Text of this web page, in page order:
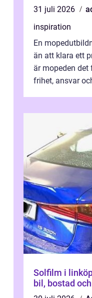
31 juli 2026
inspiration
En
än att klara ett
är mopeden
frihet, ansvar
Solfilm i linköping smart
bil, bostad